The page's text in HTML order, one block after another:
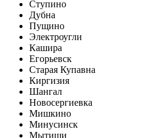
Ступино
Дубна
Пущино
Электроугли
Кашира
Егорьевск
Старая Купавна
Киргизия
Шангал
Новосергиевка
Мишкино
Минусинск
Мытищи